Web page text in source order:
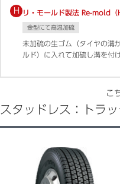
H リ・モールド製法 Re-mold（
金型にて高温加硫
未加硫の生ゴム（タイヤの溝
ルド）に入れて加硫し溝を付
こ
スタッドレス：トラ